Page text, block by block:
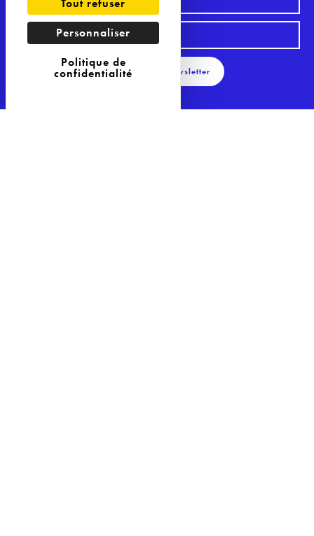
Tout refuser
Personnaliser
Politique de
confidentialitéS'inscrire à la Newsletter